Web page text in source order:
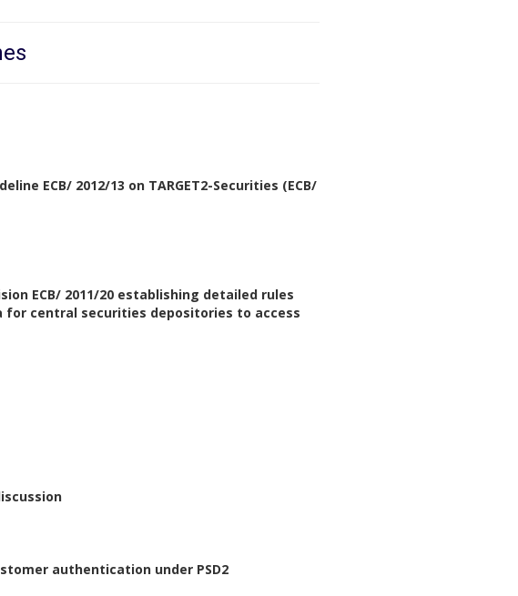
ECB/ 2012/13 on TARGET2-Securities (ECB/
ECB/ 2011/20 establishing detailed rules
central securities depositories to access
authentication under PSD2